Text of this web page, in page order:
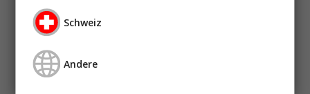
Nierenersatztherapie bei AKI: Ist weniger
manchmal mehr?
Prof. Dr. Stefan John
Schweiz
Andere